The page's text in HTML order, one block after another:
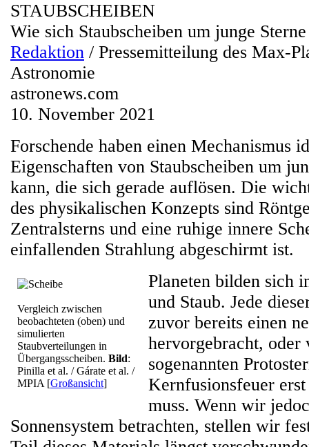
STAUBSCHEIBEN
Wie sich Staubscheiben um junge
Redaktion / Pressemitteilung des Max-
Astronomie
astronews.com
10. November 2021
Forschende haben einen Mechanismus
Eigenschaften von Staubscheiben um
kann, die sich gerade auflösen. Die
des physikalischen Konzepts sind
Zentralsterns und eine ruhige innere
einfallenden Strahlung abgeschirmt ist.
Vergleich zwischen
beobachteten (oben) und
simulierten
Staubverteilungen in
Übergangsscheiben. Bild:
Pinilla et al. / Gárate et al. /
MPIA [Großansicht]
Planeten bilden sich
und Staub. Jede
zuvor bereits einen
hervorgebracht, oder
sogenannten
Kernfusionsfeuer
muss. Wenn wir
Sonnensystem betrachten, stellen wir